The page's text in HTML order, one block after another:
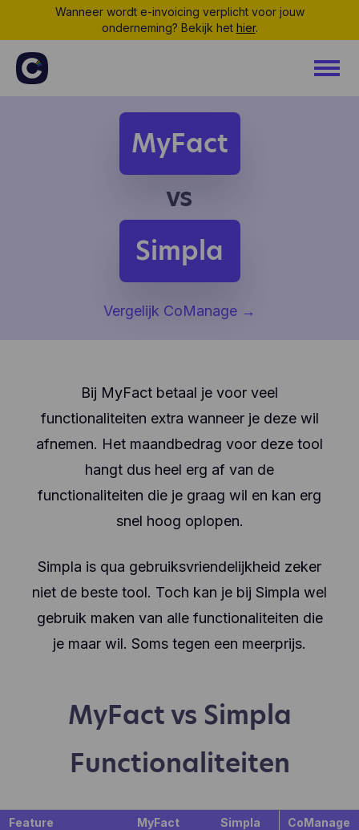
Wanneer wordt e-invoicing verplicht voor jouw
onderneming? Bekijk het hier.
MyFact
vs
Simpla
Vergelijk CoManage →
Bij MyFact betaal je voor veel
functionaliteiten extra wanneer je deze wil
afnemen. Het maandbedrag voor deze tool
hangt dus heel erg af van de
functionaliteiten die je graag wil en kan erg
snel hoog oplopen.
Simpla is qua gebruiksvriendelijkheid zeker
niet de beste tool. Toch kan je bij Simpla wel
gebruik maken van alle functionaliteiten die
je maar wil. Soms tegen een meerprijs.
MyFact vs Simpla
Functionaliteiten
Feature MyFact Simpla
CoManage